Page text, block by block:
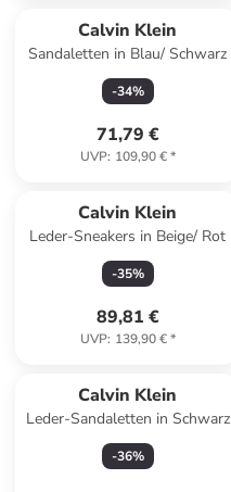
Calvin Klein
Sandaletten in Blau/ Schwarz
-34%
71,79 €
UVP: 109,90 €*
Calvin Klein
Leder-Sneakers in Beige/ Rot
-35%
89,81 €
UVP: 139,90 €*
Calvin Klein
Leder-Sandaletten in Schwarz
-36%